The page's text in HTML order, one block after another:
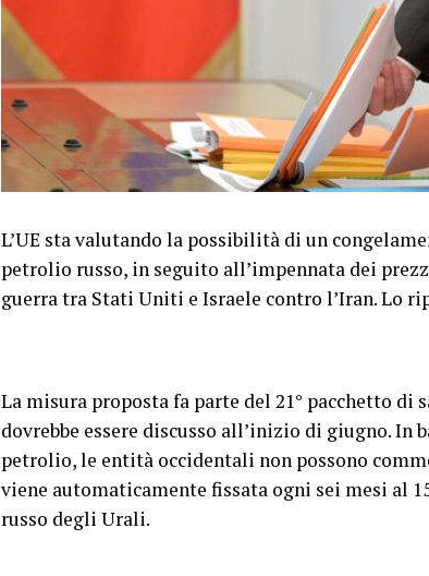
L’UE sta valutando la possibilità di un
petrolio russo, in seguito all’impennata dei
guerra tra Stati Uniti e Israele contro l’Iran. Lo
La misura proposta fa parte del 21° pacchetto
dovrebbe essere discusso all’inizio di giugno.
petrolio, le entità occidentali non possono
viene automaticamente fissata ogni sei mesi al
russo degli Urali.